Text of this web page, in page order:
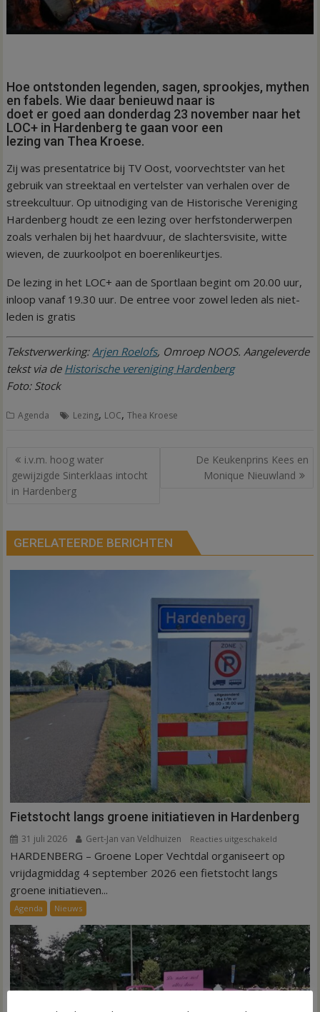
Hoe ontstonden legenden, sagen, sprookjes, mythen
en fabels. Wie daar benieuwd naar is
doet er goed aan donderdag 23 november naar het
LOC+ in Hardenberg te gaan voor een
lezing van Thea Kroese.
Zij was presentatrice bij TV Oost, voorvechtster van het
gebruik van streektaal en vertelster van verhalen over de
streekcultuur. Op uitnodiging van de Historische Vereniging
Hardenberg houdt ze een lezing over herfstonderwerpen
zoals verhalen bij het haardvuur, de slachtersvisite, witte
wieven, de zuurkoolpot en boerenlikeurtjes.
De lezing in het LOC+ aan de Sportlaan begint om 20.00 uur,
inloop vanaf 19.30 uur. De entree voor zowel leden als niet-
leden is gratis
Tekstverwerking:Arjen Roelofs, Omroep NOOS. Aangeleverde
tekst via de Historische vereniging Hardenberg
Foto: Stock
Agenda Lezing, LOC,Thea Kroese
Bericht
navigatie
i.v.m. hoog water
gewijzigde Sinterklaas intocht
in Hardenberg
De Keukenprins Kees en
Monique Nieuwland
GERELATEERDE BERICHTEN
Fietstocht langs groene initiatieven in Hardenberg
31 juli 2026 Gert-Jan van Veldhuizen Reacties uitgeschakeld
Fietstocht
langs
HARDENBERG – Groene Loper Vechtdal organiseert op
vrijdagmiddag 4 september 2026 een fietstocht langs
groene initiatieven...
Agenda Nieuws